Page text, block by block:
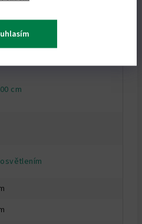
antracit,
cm
osvětlením